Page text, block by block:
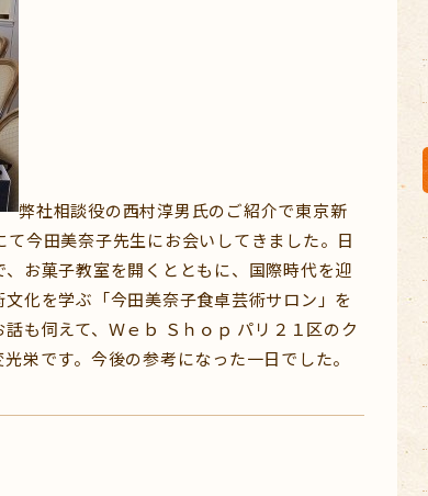
弊社相談役の西村淳男氏のご紹介で東京新
今田美奈子先生にお会いしてきました。日
お菓子教室を開くとともに、国際時代を迎
化を学ぶ「今田美奈子食卓芸術サロン」を
も伺えて、Ｗｅｂ Ｓｈｏｐ パリ２１区のク
栄です。今後の参考になった一日でした。